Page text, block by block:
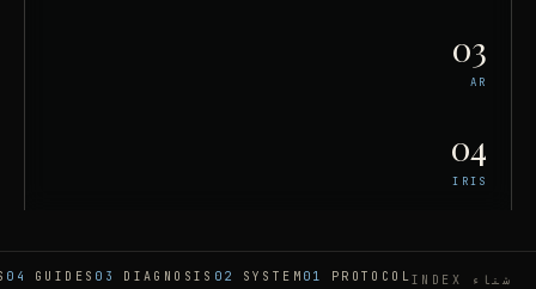
03
AR
04
IRIS
شتاء 01 PROTOCOL
02 SYSTEM
03 DIAGNOSIS
04 GUIDES